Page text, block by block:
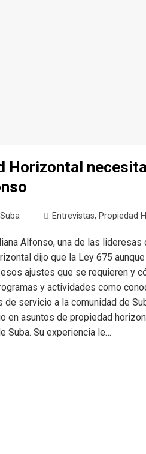
Horizontal necesita
Suba Entrevistas, Propiedad
Alfonso, una de las
dijo que la Ley 675
ajustes que se requieren y
y actividades como
de servicio a la comunidad de
en asuntos de propiedad
Suba. Su experiencia le…